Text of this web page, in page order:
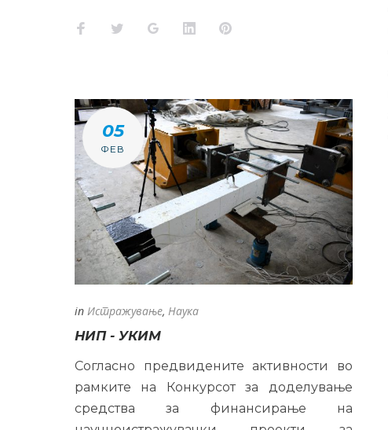
05
ФЕВ
in Истражување, Наука
НИП - УКИМ
Согласно предвидените активности во
рамките на Конкурсот за доделување
средства за финансирање на